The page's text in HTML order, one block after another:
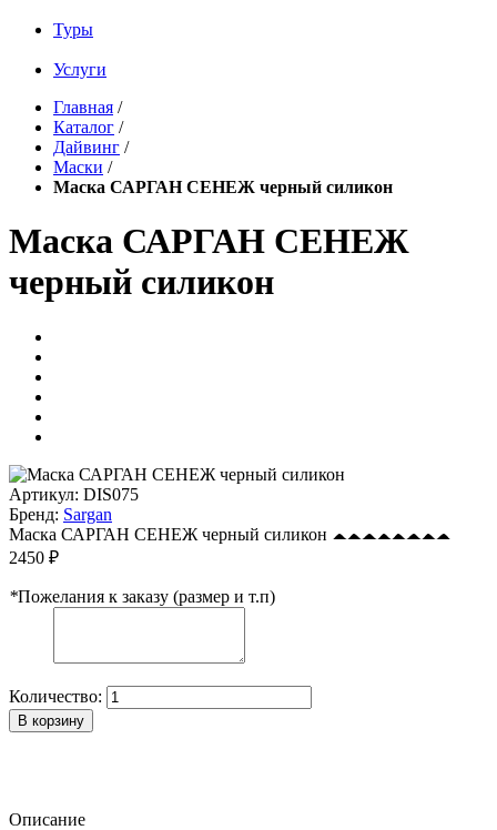
Туры
Услуги
Главная /
Каталог /
Дайвинг /
Маски /
Маска САРГАН СЕНЕЖ черный силикон
Маска САРГАН СЕНЕЖ
черный силикон
Артикул: DIS075
Бренд: Sargan
Маска САРГАН СЕНЕЖ черный силикон
2450 ₽
*Пожелания к заказу (размер и т.п)
Количество:
В корзину
Описание